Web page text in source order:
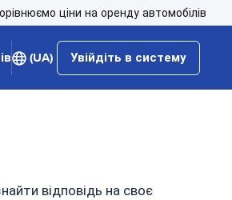
ціни на оренду автомобілів
(UA) Увійдіть в систему
відповідь на своє